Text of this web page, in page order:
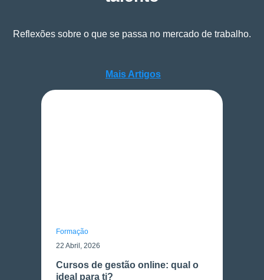
Reflexões sobre o que se passa no mercado de trabalho.
Mais Artigos
Formação
22 Abril, 2026
Cursos de gestão online: qual o
ideal para ti?